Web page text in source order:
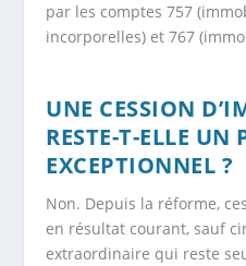
par les comptes 757
incorporelles) et 767
UNE CESSION
RESTE-T-ELLE UN
EXCEPTIONNEL ?
Non. Depuis la réforme,
en résultat courant, sauf
extraordinaire qui reste